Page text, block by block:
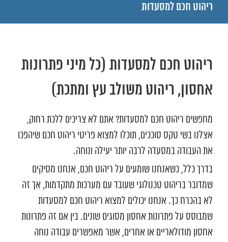
ריהוט חכם למסעדות
ריהוט חכם למסעדות (כל מיני פתרונות
אחסון, ריהוט משולב עץ ומתכת)
מחפשים ריהוט חכם למסעדות? אתם לא צריכים ללכת רחוק,
אצלנו בשי טקס סוככים, תוכלו למצוא פריטי ריהוט חכם שיהפכו
את העבודה במסעדה לרבה יותר יעילה ונוחה.
בדרך כלל, כשאנחנו שומעים על ריהוט חכם, אנחנו מסיקים
שמדובר בריהוט טכנולוגי שעובד עם מערכות מתקדמות, אך זה
לא בהכרח כך. אנחנו יכולים למצוא ריהוט חכם למסעדות
שמבוסס על פתרונות אחסון מסוגים שונים. בין אם זה פתרונות
אחסון מודולאריים או אחרים, אשר מאפשרים עבודה נוחה